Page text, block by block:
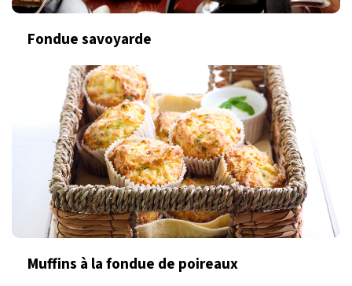
Fondue savoyarde
Muffins à la fondue de poireaux